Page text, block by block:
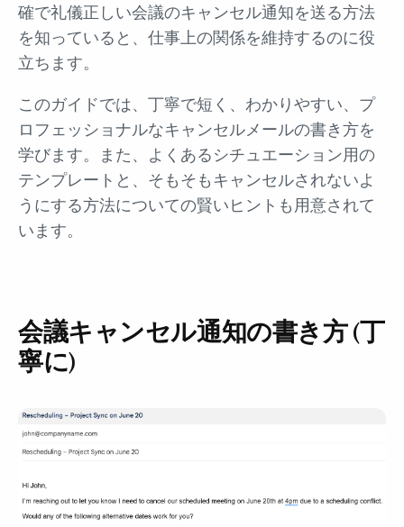
確で礼儀正しい会議のキャンセル通知を送る方法
を知っていると、仕事上の関係を維持するのに役
立ちます。
このガイドでは、丁寧で短く、わかりやすい、プ
ロフェッショナルなキャンセルメールの書き方を
学びます。また、よくあるシチュエーション用の
テンプレートと、そもそもキャンセルされないよ
うにする方法についての賢いヒントも用意されて
います。
会議キャンセル通知の書き方 (丁
寧に)